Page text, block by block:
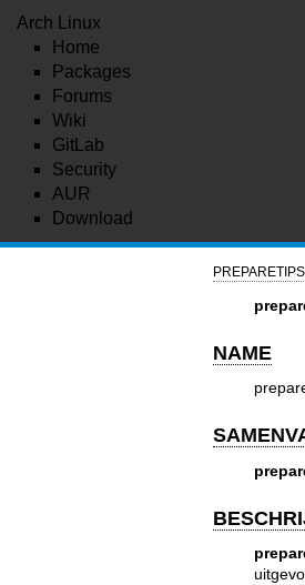
Arch Linux
Home
Packages
Forums
Wiki
GitLab
Security
AUR
Download
NAME